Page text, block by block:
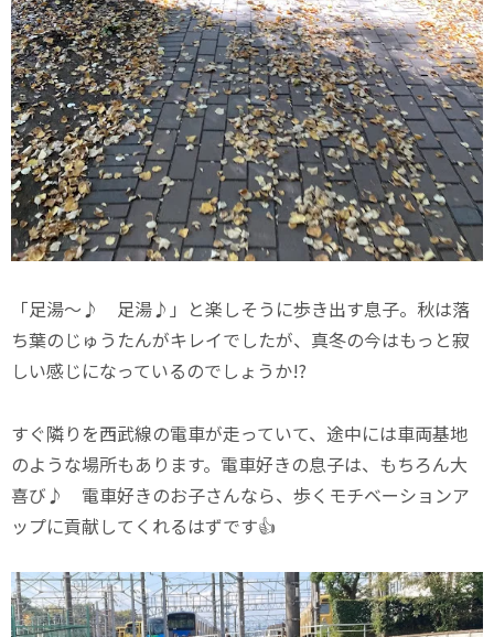
「足湯～♪ 足湯♪」と楽しそうに歩き出す息子。秋は落
ち葉のじゅうたんがキレイでしたが、真冬の今はもっと寂
しい感じになっているのでしょうか!?
すぐ隣りを西武線の電車が走っていて、途中には車両基地
のような場所もあります。電車好きの息子は、もちろん大
喜び♪ 電車好きのお子さんなら、歩くモチベーションア
ップに貢献してくれるはずです👍